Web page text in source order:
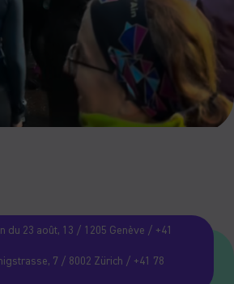
du 23 août, 13 / 1205 Genève / +41
7 / 8002 Zürich / +41 78